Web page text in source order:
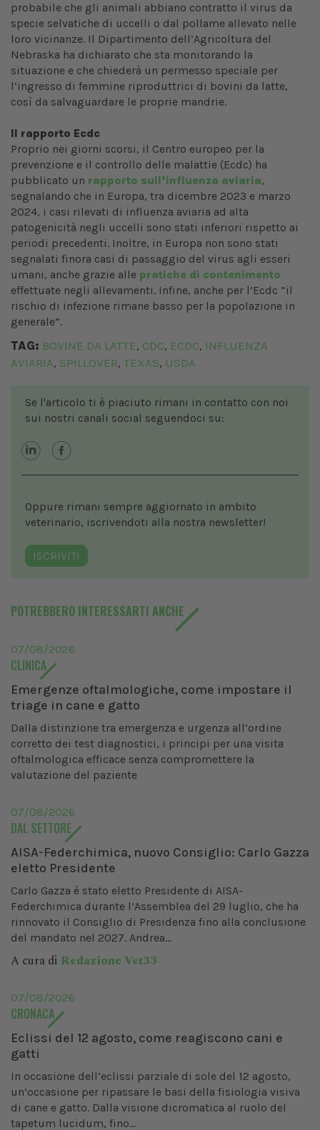
probabile che gli animali abbiano contratto il virus da
specie selvatiche di uccelli o dal pollame allevato nelle
loro vicinanze. Il Dipartimento dell’Agricoltura del
Nebraska ha dichiarato che sta monitorando la
situazione e che chiederà un permesso speciale per
l’ingresso di femmine riproduttrici di bovini da latte,
così da salvaguardare le proprie mandrie.
Il rapporto Ecdc
Proprio nei giorni scorsi, il Centro europeo per la
prevenzione e il controllo delle malattie (Ecdc) ha
pubblicato un rapporto sull’influenza aviaria,
segnalando che in Europa, tra dicembre 2023 e marzo
2024, i casi rilevati di influenza aviaria ad alta
patogenicità negli uccelli sono stati inferiori rispetto ai
periodi precedenti. Inoltre, in Europa non sono stati
segnalati finora casi di passaggio del virus agli esseri
umani, anche grazie alle pratiche di contenimento
effettuate negli allevamenti. Infine, anche per l’Ecdc “il
rischio di infezione rimane basso per la popolazione in
generale”.
TAG: BOVINE DA LATTE, CDC, ECDC, INFLUENZA
AVIARIA, SPILLOVER, TEXAS, USDA
Se l'articolo ti è piaciuto rimani in contatto con noi
sui nostri canali social seguendoci su:
Oppure rimani sempre aggiornato in ambito
veterinario, iscrivendoti alla nostra newsletter!
ISCRIVITI
POTREBBERO INTERESSARTI ANCHE
07/08/2026
CLINICA
Emergenze oftalmologiche, come impostare il
triage in cane e gatto
Dalla distinzione tra emergenza e urgenza all’ordine
corretto dei test diagnostici, i principi per una visita
oftalmologica efficace senza compromettere la
valutazione del paziente
07/08/2026
DAL SETTORE
AISA-Federchimica, nuovo Consiglio: Carlo Gazza
eletto Presidente
Carlo Gazza è stato eletto Presidente di AISA-
Federchimica durante l’Assemblea del 29 luglio, che ha
rinnovato il Consiglio di Presidenza fino alla conclusione
del mandato nel 2027. Andrea...
A cura di Redazione Vet33
07/08/2026
CRONACA
Eclissi del 12 agosto, come reagiscono cani e
gatti
In occasione dell’eclissi parziale di sole del 12 agosto,
un’occasione per ripassare le basi della fisiologia visiva
di cane e gatto. Dalla visione dicromatica al ruolo del
tapetum lucidum, fino...